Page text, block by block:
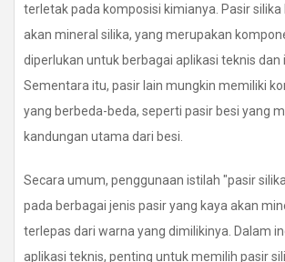
terletak pada komposisi kimianya. Pasir silika
akan mineral silika, yang merupakan
diperlukan untuk berbagai aplikasi teknis dan
Sementara itu, pasir lain mungkin memiliki
yang berbeda-beda, seperti pasir besi yang
kandungan utama dari besi.
Secara umum, penggunaan istilah "pasir
pada berbagai jenis pasir yang kaya akan
terlepas dari warna yang dimilikinya. Dalam
aplikasi teknis, penting untuk memilih pasir